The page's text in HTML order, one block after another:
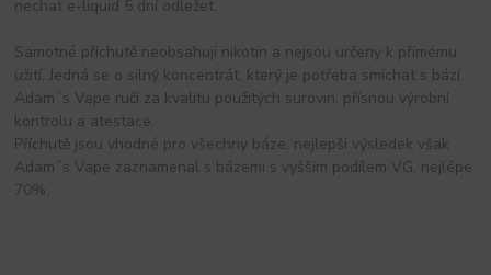
nechat e-liquid 5 dní odležet.
Samotné příchutě neobsahují nikotin a nejsou určeny k přímému
užití. Jedná se o silný koncentrát, který je potřeba smíchat s bází.
Adam´s Vape ručí za kvalitu použitých surovin, přísnou výrobní
kontrolu a atestace.
Příchutě jsou vhodné pro všechny báze, nejlepší výsledek však
Adam´s Vape zaznamenal s bázemi s vyšším podílem VG, nejlépe
70%.